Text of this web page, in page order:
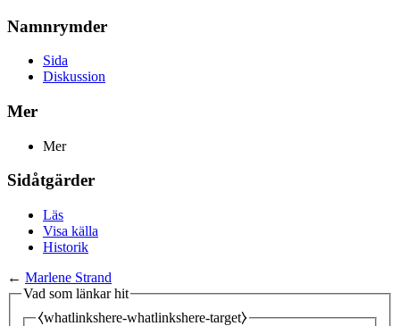
Namnrymder
Sida
Diskussion
Mer
Mer
Sidåtgärder
Läs
Visa källa
Historik
← Marlene Strand
Vad som länkar hit
⧼whatlinkshere-whatlinkshere-target⧽